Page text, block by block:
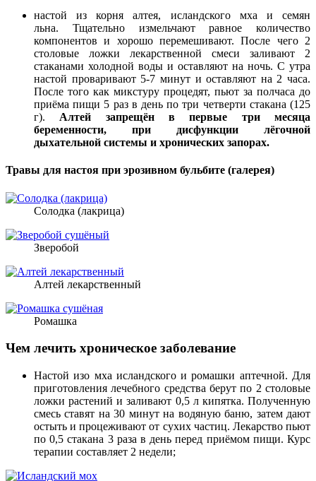
настой из корня алтея, исландского мха и семян
льна. Тщательно измельчают равное количество
компонентов и хорошо перемешивают. После чего 2
столовые ложки лекарственной смеси заливают 2
стаканами холодной воды и оставляют на ночь. С утра
настой проваривают 5-7 минут и оставляют на 2 часа.
После того как микстуру процедят, пьют за полчаса до
приёма пищи 5 раз в день по три четверти стакана (125
г). Алтей запрещён в первые три месяца
беременности, при дисфункции лёгочной
дыхательной системы и хронических запорах.
Травы для настоя при эрозивном бульбите (галерея)
Солодка (лакрица)
Зверобой
Алтей лекарственный
Ромашка
Чем лечить хроническое заболевание
Настой изо мха исландского и ромашки аптечной. Для
приготовления лечебного средства берут по 2 столовые
ложки растений и заливают 0,5 л кипятка. Полученную
смесь ставят на 30 минут на водяную баню, затем дают
остыть и процеживают от сухих частиц. Лекарство пьют
по 0,5 стакана 3 раза в день перед приёмом пищи. Курс
терапии составляет 2 недели;